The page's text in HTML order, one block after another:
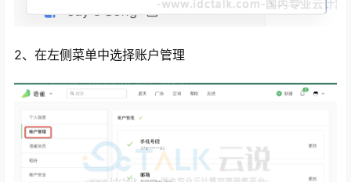
2、在左侧菜单中选择账户管理